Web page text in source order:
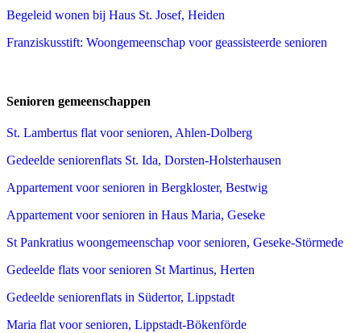
Begeleid wonen bij Haus St. Josef, Heiden
Franziskusstift: Woongemeenschap voor geassisteerde senioren
Senioren gemeenschappen
St. Lambertus flat voor senioren, Ahlen-Dolberg
Gedeelde seniorenflats St. Ida, Dorsten-Holsterhausen
Appartement voor senioren in Bergkloster, Bestwig
Appartement voor senioren in Haus Maria, Geseke
St Pankratius woongemeenschap voor senioren, Geseke-Störmede
Gedeelde flats voor senioren St Martinus, Herten
Gedeelde seniorenflats in Südertor, Lippstadt
Maria flat voor senioren, Lippstadt-Bökenförde